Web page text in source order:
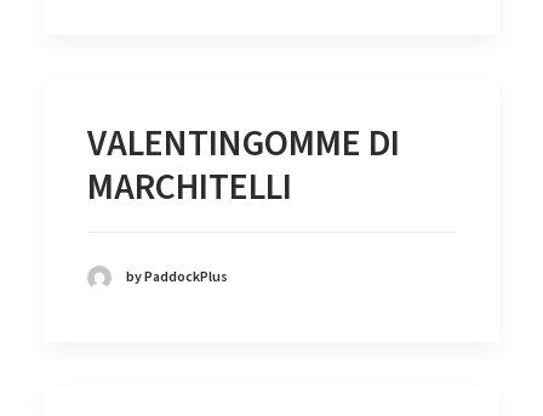
VALENTINGOMME DI
MARCHITELLI
by PaddockPlus